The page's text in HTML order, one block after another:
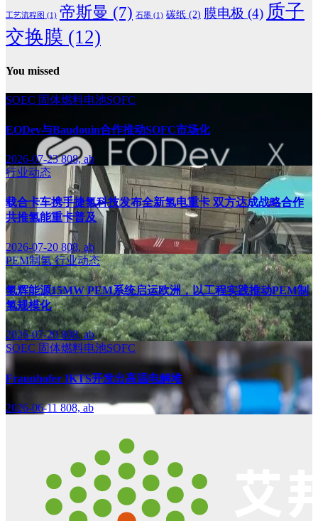
工艺流程图 (1) 帝斯曼 (7) 石墨 (1) 碳纸 (2) 膜电极 (4) 质子
交换膜 (12)
You missed
SOEC 固体燃料电池SOFC
EODev与Baudouin合作推动SOFC市场化
2026-07-23808, ab
行业动态
载合卡车携手捷氢科技发布全新氢电重卡 双方达成战略合作
共推氢能重卡普及
2026-07-20 808, ab
PEM制氢行业动态
氢辉能源15MW PEM系统启运欧洲，以工程实践推动PEM制
氢规模化
2026-07-20808, ab
SOEC 固体燃料电池SOFC
Fraunhofer IKTS开发出高温电解堆
2026-06-11808, ab